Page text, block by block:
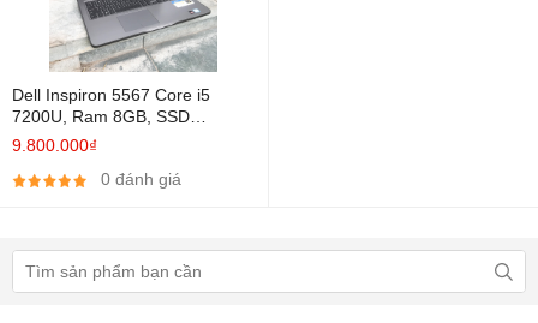
Dell Inspiron 5567 Core i5
7200U, Ram 8GB, SSD
120GB+ HDD 500GB, AMD R7
9.800.000₫
0 đánh giá